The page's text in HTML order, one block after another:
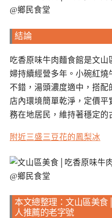
結論
吃香原味牛肉麵食館是文
婦持續經營多年。小碗紅
不錯，湯頭濃度適中，搭配
店內環境簡單乾淨，定價
務在地居民，維持著穩定的
附近三盛三豆花的鳳梨冰
本文總整理：文山區美
人推薦的老字號